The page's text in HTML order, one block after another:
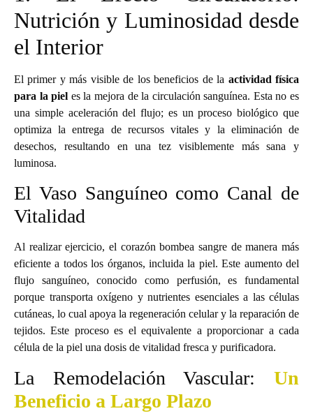
Nutrición y Luminosidad desde
el Interior
El primer y más visible de los beneficios de la actividad física
para la piel es la mejora de la circulación sanguínea. Esta no es
una simple aceleración del flujo; es un proceso biológico que
optimiza la entrega de recursos vitales y la eliminación de
desechos, resultando en una tez visiblemente más sana y
luminosa.
El Vaso Sanguíneo como Canal de
Vitalidad
Al realizar ejercicio, el corazón bombea sangre de manera más
eficiente a todos los órganos, incluida la piel. Este aumento del
flujo sanguíneo, conocido como perfusión, es fundamental
porque transporta oxígeno y nutrientes esenciales a las células
cutáneas, lo cual apoya la regeneración celular y la reparación de
tejidos. Este proceso es el equivalente a proporcionar a cada
célula de la piel una dosis de vitalidad fresca y purificadora.
La Remodelación Vascular: Un
Beneficio a Largo Plazo